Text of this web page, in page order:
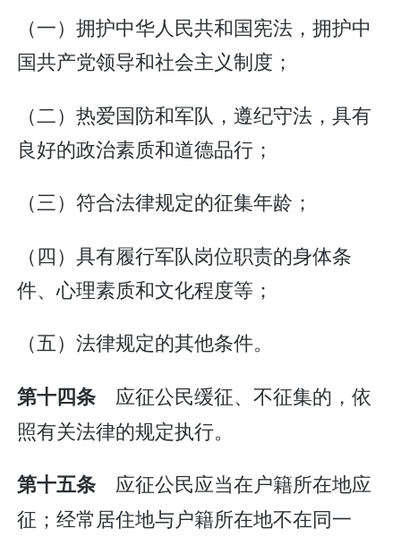
（一）拥护中华人民共和国宪法，拥护中
国共产党领导和社会主义制度；
（二）热爱国防和军队，遵纪守法，具有
良好的政治素质和道德品行；
（三）符合法律规定的征集年龄；
（四）具有履行军队岗位职责的身体条
件、心理素质和文化程度等；
（五）法律规定的其他条件。
第十四条 应征公民缓征、不征集的，依
照有关法律的规定执行。
第十五条 应征公民应当在户籍所在地应
征；经常居住地与户籍所在地不在同一